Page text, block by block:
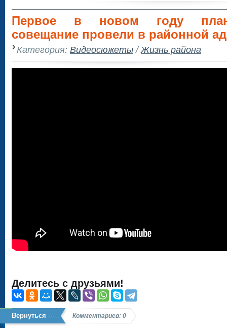
Первое в новом году
совещание провели в районной
Категория: Видеосюжеты/Жизнь района
Делитесь с друзьями!
Вернуться Комментариев: 0